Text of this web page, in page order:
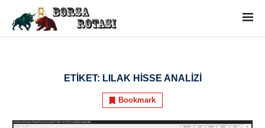
ETIKET: LILAK HISSE ANALIZI
Bookmark